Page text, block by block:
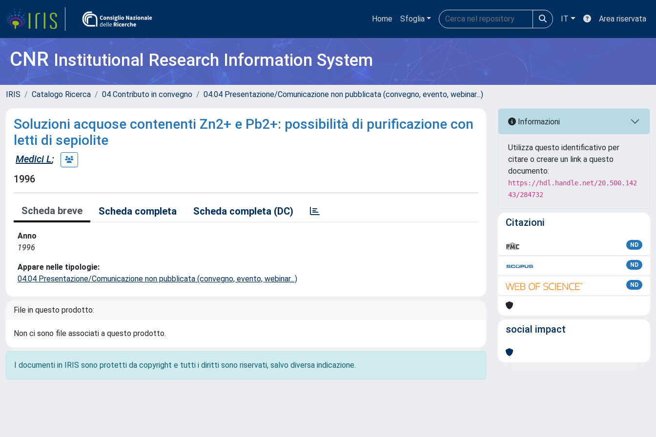
Home Sfoglia IT Area riservata
CNRInstitutional Research Information System
IRIS Catalogo Ricerca 04 Contributo in convegno 04.04 Presentazione/Comunicazione non pubblicata (convegno, evento, webinar...)
Soluzioni acquose contenenti Zn2+ e Pb2+: possibilità di purificazione con
letti di sepiolite
Medici L;
1996
Scheda breve Scheda completa Scheda completa (DC)
Anno
1996
Appare nelle tipologie:
04.04 Presentazione/Comunicazione non pubblicata (convegno, evento, webinar...)
File in questo prodotto:
Non ci sono file associati a questo prodotto.
I documenti in IRIS sono protetti da copyright e tutti i diritti sono riservati, salvo diversa indicazione.
Informazioni
Utilizza questo identificativo per
citare o creare un link a questo
documento:
https://hdl.handle.net/20.500.142
43/284732
Citazioni
ND
ND
ND
social impact